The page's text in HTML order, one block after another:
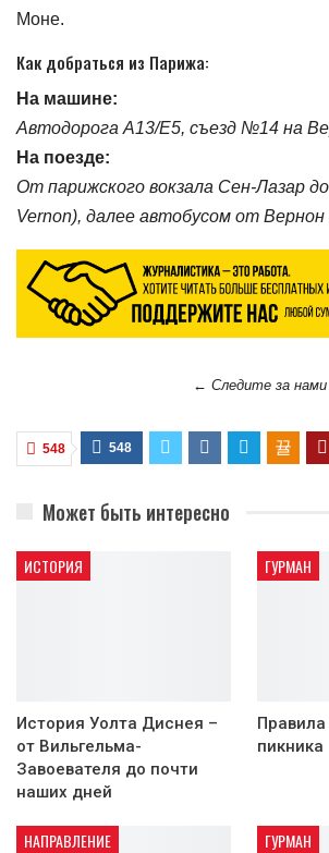
Моне.
Как добраться из Парижа:
На машине:
Автодорога A13/E5, съезд №14 на
На поезде:
От парижского вокзала Сен-Лазар
Vernon), далее автобусом от
← Следите за
548 548
Может быть интересно
ИСТОРИЯ
История Уолта Диснея –
от Вильгельма-
Завоевателя до почти
наших дней
ГУРМАН
Правила
пикника
НАПРАВЛЕНИЕ ГУРМАН